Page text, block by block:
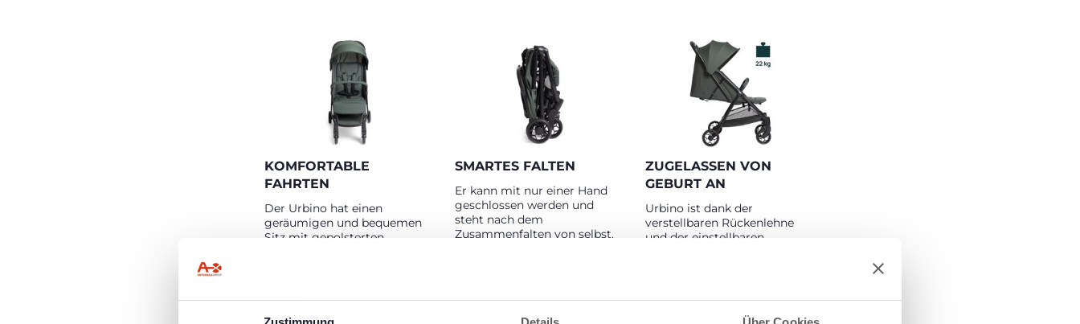
KOMFORTABLE
FAHRTEN
Der Urbino hat einen
geräumigen und bequemen
Sitz mit gepolsterten
SMARTES FALTEN
Er kann mit nur einer Hand
geschlossen werden und
steht nach dem
Zusammenfalten von selbst.
ZUGELASSEN VON
GEBURT AN
Urbino ist dank der
verstellbaren Rückenlehne
und der einstellbaren